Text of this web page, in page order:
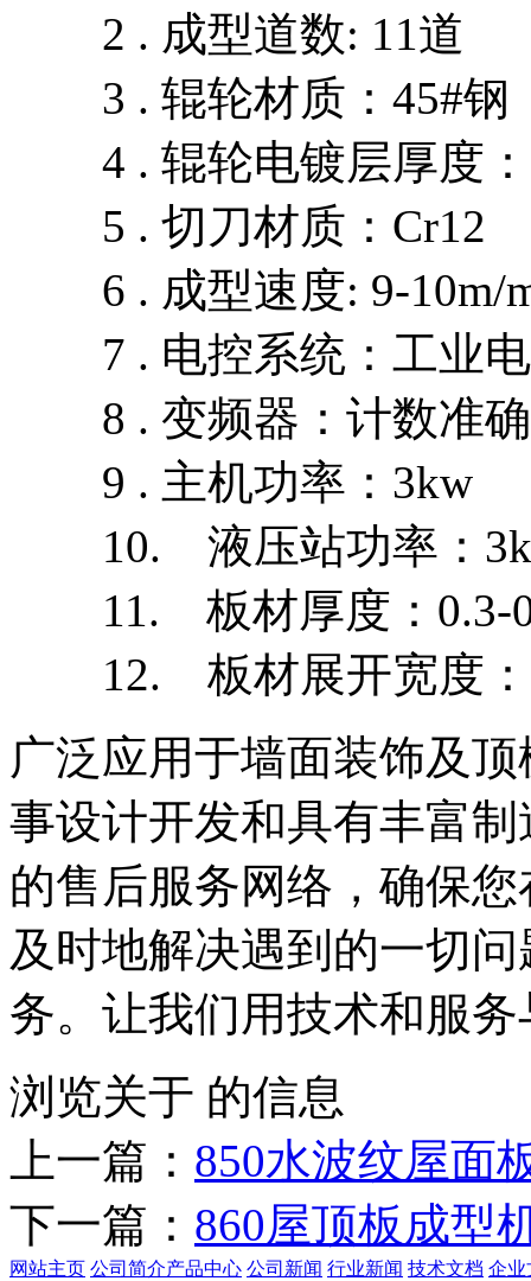
2 . 成型道数: 11道
3 . 辊轮材质：45#钢
4 . 辊轮电镀层厚度：
5 . 切刀材质：Cr12
6 . 成型速度: 9-10m/
7 . 电控系统：工业电
8 . 变频器：计数准确
9 . 主机功率：3kw
10. 液压站功率：
11. 板材厚度：0.3-
12. 板材展开宽度：
广泛应用于墙面装饰及
事设计开发和具有丰富
的售后服务网络，确保
及时地解决遇到的一切
务。让我们用技术和服
浏览关于 的信息
上一篇： 850水波纹屋面
下一篇： 860屋顶板成型
网站主页 公司简介产品中心 公司新闻 行业新闻 技术文档 企业